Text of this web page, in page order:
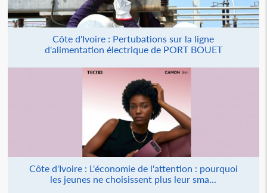
Côte d'Ivoire : Pertubations sur la ligne
d'alimentation électrique de PORT BOUET
Côte d'Ivoire : L'économie de l'attention : pourquoi
les jeunes ne choisissent plus leur sma...